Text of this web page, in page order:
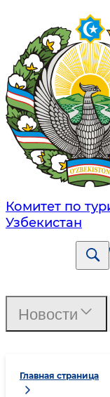
Комитет по
Узбекистан
Главная страница
Новости